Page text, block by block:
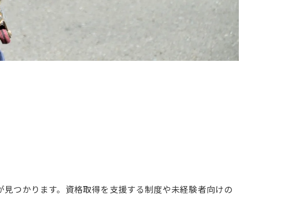
つかります。資格取得を支援する制度や未経験者向けの